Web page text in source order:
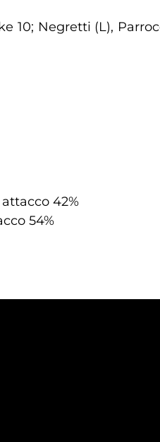
10; Negretti (L),
42%
54%